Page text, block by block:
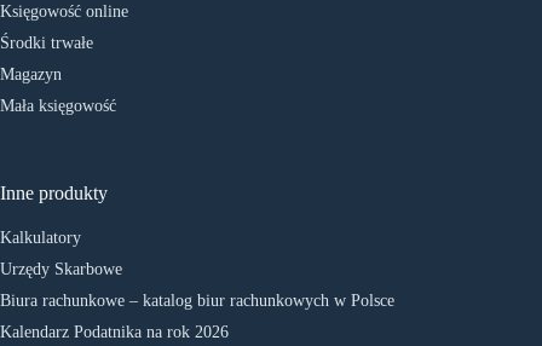
Księgowość online
Środki trwałe
Magazyn
Mała księgowość
Inne produkty
Kalkulatory
Urzędy Skarbowe
Biura rachunkowe – katalog biur rachunkowych w Polsce
Kalendarz Podatnika na rok 2026